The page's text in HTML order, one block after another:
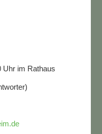
Uhr im Rathaus